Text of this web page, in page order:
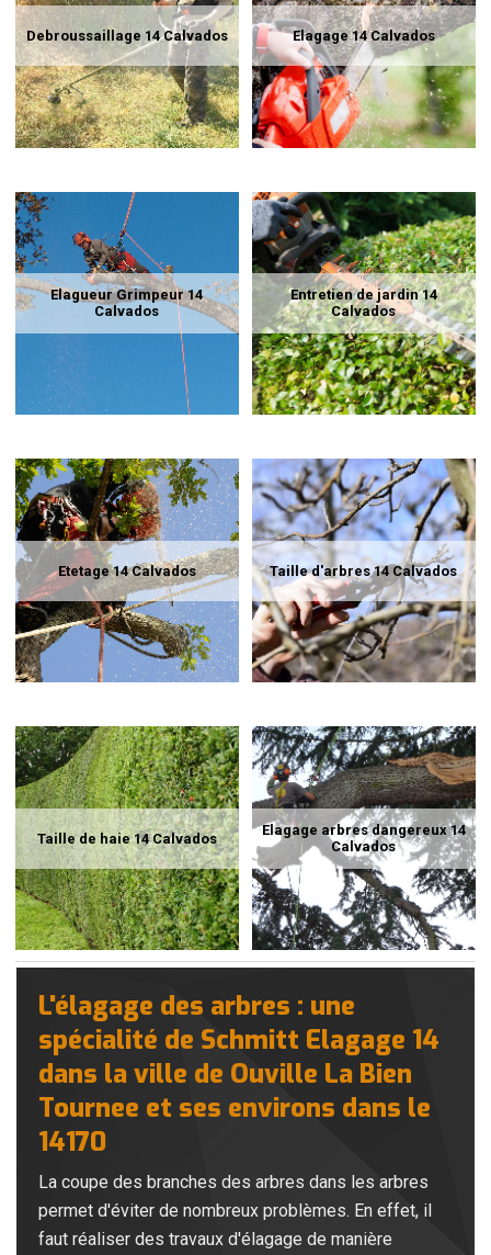
Debroussaillage 14 Calvados Elagage 14 Calvados
Elagueur Grimpeur 14
Calvados
Entretien de jardin 14
Calvados
Etetage 14 Calvados Taille d'arbres 14 Calvados
Taille de haie 14 Calvados
Elagage arbres dangereux 14
Calvados
L'élagage des arbres : une
spécialité de Schmitt Elagage 14
dans la ville de Ouville La Bien
Tournee et ses environs dans le
14170
La coupe des branches des arbres dans les arbres
permet d'éviter de nombreux problèmes. En effet, il
faut réaliser des travaux d'élagage de manière